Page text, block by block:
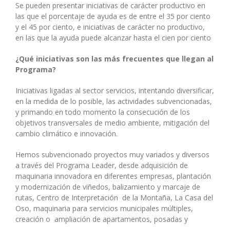
Se pueden presentar iniciativas de carácter productivo en
las que el porcentaje de ayuda es de entre el 35 por ciento
y el 45 por ciento, e iniciativas de carácter no productivo,
en las que la ayuda puede alcanzar hasta el cien por ciento
¿Qué iniciativas son las más frecuentes que llegan al
Programa?
Iniciativas ligadas al sector servicios, intentando diversificar,
en la medida de lo posible, las actividades subvencionadas,
y primando en todo momento la consecución de los
objetivos transversales de medio ambiente, mitigación del
cambio climático e innovación.
Hemos subvencionado proyectos muy variados y diversos
a través del Programa Leader, desde adquisición de
maquinaria innovadora en diferentes empresas, plantación
y modernización de viñedos, balizamiento y marcaje de
rutas, Centro de Interpretación de la Montaña, La Casa del
Oso, maquinaria para servicios municipales múltiples,
creación o ampliación de apartamentos, posadas y